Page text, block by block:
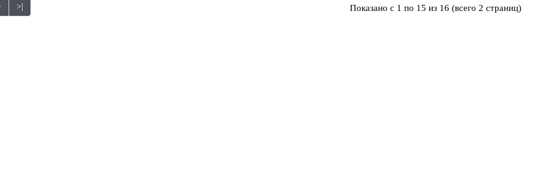
>| Показано с 1 по 15 из 16 (всего 2 страниц)